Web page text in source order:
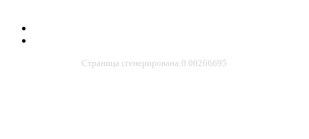
Страница сгенерирована:0.00266695